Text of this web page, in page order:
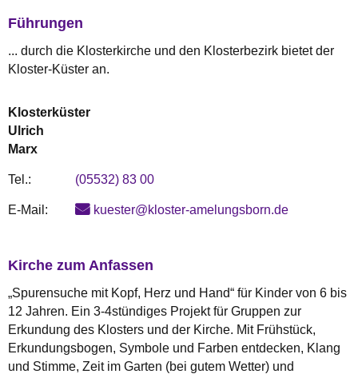
Führungen
... durch die Klosterkirche und den Klosterbezirk bietet der
Kloster-Küster an.
Klosterküster
Ulrich
Marx
Tel.: (05532) 83 00
E-Mail: kuester@kloster-amelungsborn.de
Kirche zum Anfassen
„Spurensuche mit Kopf, Herz und Hand“ für Kinder von 6 bis
12 Jahren. Ein 3-4stündiges Projekt für Gruppen zur
Erkundung des Klosters und der Kirche. Mit Frühstück,
Erkundungsbogen, Symbole und Farben entdecken, Klang
und Stimme, Zeit im Garten (bei gutem Wetter) und